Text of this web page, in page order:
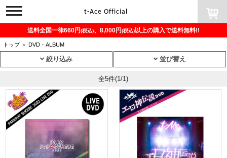
toggle
navigation
t-Ace Official
送料全国一律660円(税込)、8,000円(税込)以上の購入で送料無料!!
トップ ＞ DVD・ALBUM
絞り込み 並び替え
全5件(1/1)